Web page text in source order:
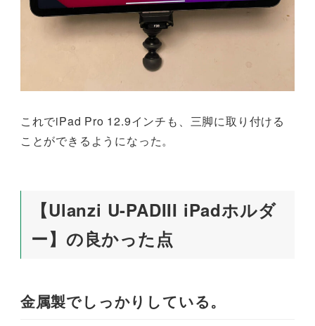
これでiPad Pro 12.9インチも、三脚に取り付ける
ことができるようになった。
【Ulanzi U-PADIII iPadホルダ
ー】の良かった点
金属製でしっかりしている。